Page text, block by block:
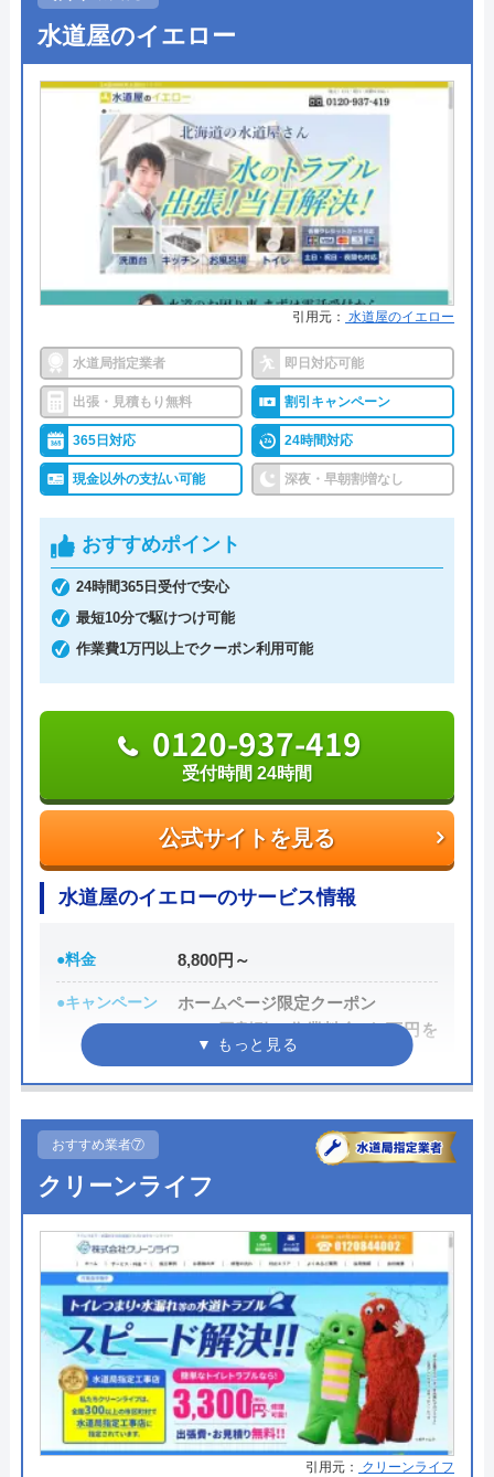
●定休日 年中無休
●出張見積もり 出張見積もり無料
●支払い方法
現金・銀行振込・各種クレジット
カード・コンビニ後払い・QR決済
●累計実績 ―
●保証・保険 ３年間保証
詳細は公式HPでご確認ください
おおいた水道職人がおすすめの理由
おおいた水道職人は、大分県で水まわりのトラブル
を解決する業者です。大分市を始めとして、多くの
市町村で水道局指定業者に認定されているので安心
料金は作業料金+出張費+材料費という構成になって
いて出張費は一回3,300円です。
「ホームページを見た」と見積もりの際に伝えるこ
とで2,000円の割引を受けることもできるので依頼の
で作業料金から10％OFFの割引もあるのでこちらも
対象の方は利用してみてください。
保証に関しても3年の保証があり、製品を交換して
すぐ壊れてしまった、、等のトラブルを回避するこ
とができるので安心です。
公式サイトを見る
0120-492-315
運営会社
代表者 中村信幸
創業・設立 平成24 年11 月
所在地
〒870-0916
大分市高松東3-3-2
対応エリア 大分県
おおいた水道職人のクチコミ on
水道屋のイエロー
引用元： 水道屋のイエロー
水道局指定業者 即日対応可能
出張・見積もり無料 割引キャンペーン
365日対応 24時間対応
現金以外の支払い可能 深夜・早朝割増なし
おすすめポイント
24時間365日受付で安心
最短10分で駆けつけ可能
作業費1万円以上でクーポン利用可能
公式サイトを見る
0120-937-419
受付時間 24時間
水道屋のイエローのサービス情報
●料金 8,800円～
●キャンペーン
ホームページ限定クーポン
1,000円割引（作業料金が1万円を
超えた場合）
●受付時間
●定休日 なし（年中無休）
●出張見積もり ―
●支払い方法
クレジットカード銀行振込（社員
対応時）
●累計実績 累計実績36万件
●保証・保険 ―
詳細は公式HPでご確認ください
おすすめ業者⑦
クリーンライフ
引用元： クリーンライフ